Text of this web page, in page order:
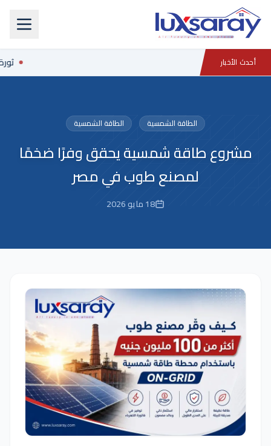
أحدث الأخبار
الطاقة الشمسية الطاقة الشمسية
مشروع طاقة شمسية يحقق وفرًا ضخمًا
لمصنع طوب في مصر
18 مايو 2026